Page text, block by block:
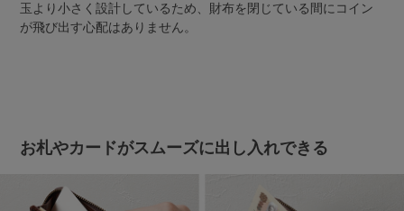
玉より小さく設計しているため、財布を閉じている間にコイン
が飛び出す心配はありません。
お札やカードがスムーズに出し入れできる